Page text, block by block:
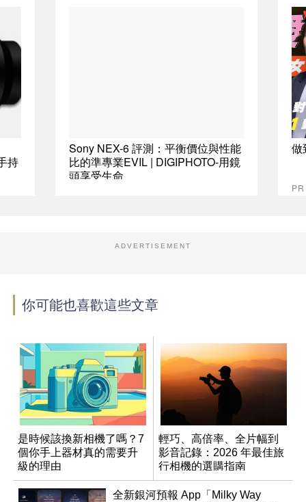
持
Sony NEX-6 評測：平衡價位與性能
比的準專業EVIL | DIGIPHOTO-用鏡
頭享受生命
做
ADVERTISEMENT
你可能也喜歡這些文章
是時候該換新相機了嗎？7
個你手上器材真的需要升
級的理由
輕巧、高倍率、全片幅到
影音記錄：2026 年最佳旅
行相機的選購指南
全新銀河預報 App「Milky Way